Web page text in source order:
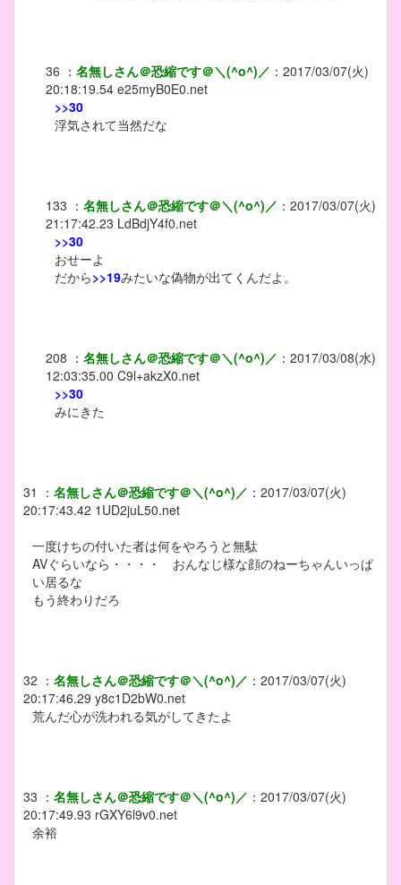
36 ： 名無しさん＠恐縮です＠＼(^o^)／ ： 2017/03/07(火)
20:18:19.54 e25myB0E0.net
>>30
浮気されて当然だな
133 ： 名無しさん＠恐縮です＠＼(^o^)／ ： 2017/03/07(火)
21:17:42.23 LdBdjY4f0.net
>>30
おせーよ
だから>>19みたいな偽物が出てくんだよ。
208 ： 名無しさん＠恐縮です＠＼(^o^)／ ： 2017/03/08(水)
12:03:35.00 C9l+akzX0.net
>>30
みにきた
31 ： 名無しさん＠恐縮です＠＼(^o^)／ ： 2017/03/07(火)
20:17:43.42 1UD2juL50.net
一度けちの付いた者は何をやろうと無駄
AVぐらいなら・・・・ おんなじ様な顔のねーちゃんいっぱ
い居るな
もう終わりだろ
32 ： 名無しさん＠恐縮です＠＼(^o^)／ ： 2017/03/07(火)
20:17:46.29 y8c1D2bW0.net
荒んだ心が洗われる気がしてきたよ
33 ： 名無しさん＠恐縮です＠＼(^o^)／ ： 2017/03/07(火)
20:17:49.93 rGXY6l9v0.net
余裕